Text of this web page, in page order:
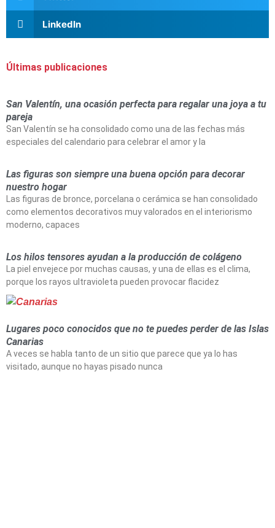
LinkedIn
Últimas publicaciones
San Valentín, una ocasión perfecta para regalar una joya a tu
pareja
San Valentín se ha consolidado como una de las fechas más
especiales del calendario para celebrar el amor y la
Las figuras son siempre una buena opción para decorar
nuestro hogar
Las figuras de bronce, porcelana o cerámica se han consolidado
como elementos decorativos muy valorados en el interiorismo
moderno, capaces
Los hilos tensores ayudan a la producción de colágeno
La piel envejece por muchas causas, y una de ellas es el clima,
porque los rayos ultravioleta pueden provocar flacidez
Lugares poco conocidos que no te puedes perder de las Islas
Canarias
A veces se habla tanto de un sitio que parece que ya lo has
visitado, aunque no hayas pisado nunca